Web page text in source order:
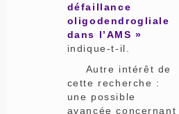
défaillance
oligodendrogliale
dans l’AMS »
indique-t-il.
Autre intérêt de
cette recherche :
une possible
avancée concernant